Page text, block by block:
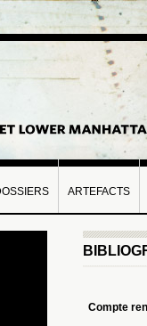
ARTEFACTS
Compte